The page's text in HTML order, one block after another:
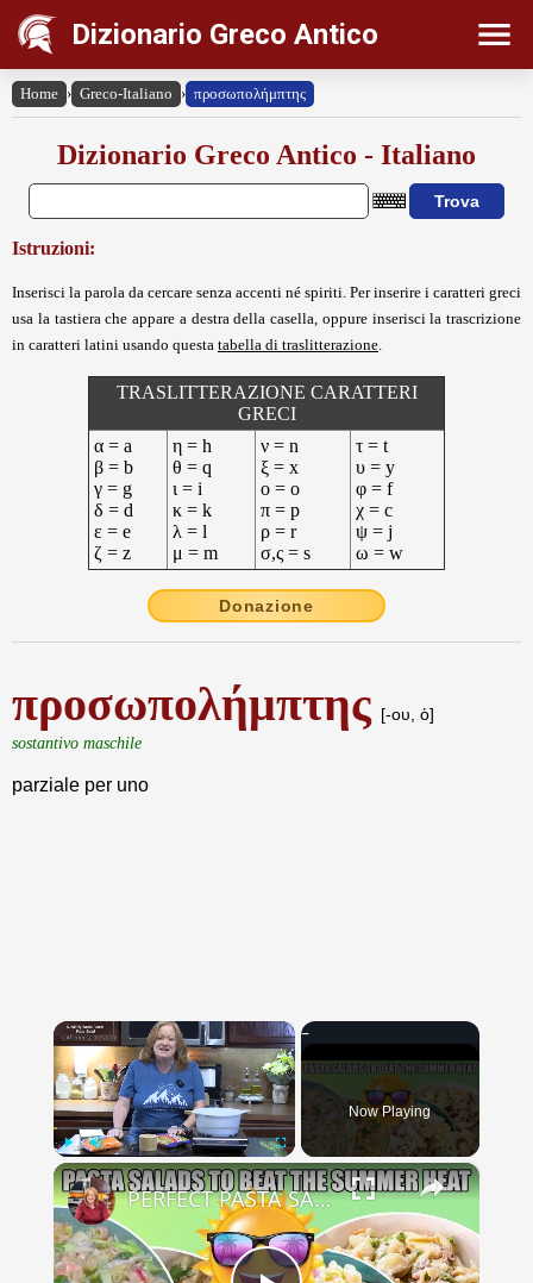
Dizionario Greco Antico
Home › Greco-Italiano › προσωπολήμπτης
Dizionario Greco Antico - Italiano
Istruzioni:
Inserisci la parola da cercare senza accenti né spiriti. Per inserire i caratteri greci
usa la tastiera che appare a destra della casella, oppure inserisci la trascrizione
in caratteri latini usando questa tabella di traslitterazione
TRASLITTERAZIONE CARATTERI
GRECI
α = a
β = b
γ = g
δ = d
ε = e
ζ = z
η = h
θ = q
ι = i
κ = k
λ = l
μ = m
ν = n
ξ = x
ο = o
π = p
ρ = r
σ,ς = s
τ = t
υ = y
φ = f
χ = c
ψ = j
ω = w
Donazione
προσωπολήμπτης [-ου, ὁ]
sostantivo maschile
parziale per uno
×
Play Unmute Fullscreen
Now Playing
×
PERFECT PASTA SALADS FOR YOUR SUMMER GET TOGETHERS